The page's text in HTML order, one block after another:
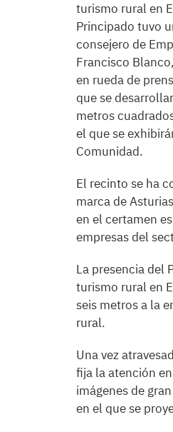
turismo rural en
Principado tuvo
consejero de
Francisco
en rueda de
que se
metros
el que se
Comunidad.
El recinto se ha
marca de
en el certamen
empresas del
La presencia del
turismo rural en
seis metros a la
rural.
Una vez
fija la atención
imágenes de
en el que se